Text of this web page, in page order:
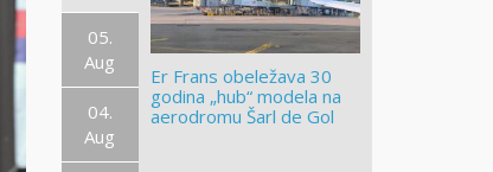
05.
Aug
04.
Aug
Er Frans obeležava 30
godina „hub“ modela na
aerodromu Šarl de Gol